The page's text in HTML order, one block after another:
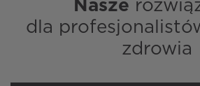
Nasze
dla
zdrowia